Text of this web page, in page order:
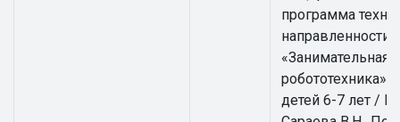
программа
направленности
«Занимательная
робототехника»
детей 6-7 лет /